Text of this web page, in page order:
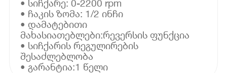
• სიჩქარე: 0-2200 rpm
• ჩაკის ზომა: 1/2 ინჩი
• დამატებითი
მახასიათებლები:რევერსის ფუნქცია
• სიჩქარის რეგულირების
შესაძლებლობა
• გარანტია:1 წელი